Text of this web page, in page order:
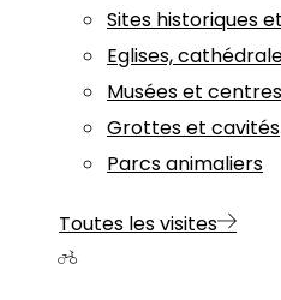
Sites historiques
Eglises,
Musées et
Grottes et cavités
Parcs animaliers
Toutes les visites